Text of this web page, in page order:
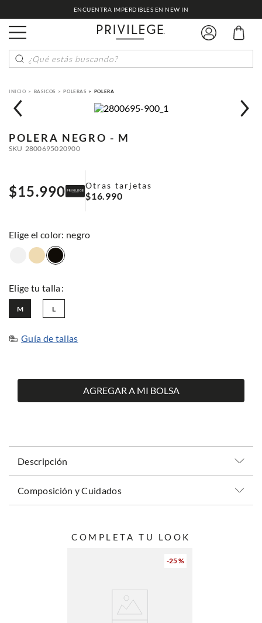
ENCUENTRA IMPERDIBLES EN NEW IN
¿Qué estás buscando?
BASICOS POLERAS POLERA
POLERA NEGRO - M
SKU 2800695020900
$15.990 Otras tarjetas
$16.990
: negro
L
M
Guía de tallas
AGREGAR A MI BOLSA
Descripción
Composición y Cuidados
COMPLETA TU LOOK
-25 %